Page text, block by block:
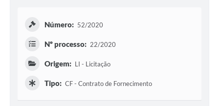
Número: 52/2020
Nº processo: 22/2020
Origem: LI - Licitação
Tipo: CF - Contrato de Fornecimento